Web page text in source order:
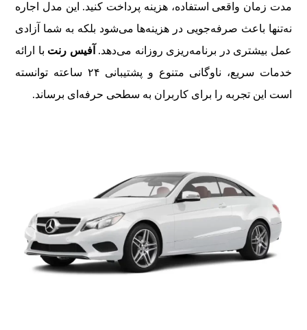
مدت زمان واقعی استفاده، هزینه پرداخت کنید. این مدل اجاره
نه‌تنها باعث صرفه‌جویی در هزینه‌ها می‌شود بلکه به شما آزادی
عمل بیشتری در برنامه‌ریزی روزانه می‌دهد. آفیس رنت با ارائه
خدمات سریع، ناوگانی متنوع و پشتیبانی ۲۴ ساعته توانسته
است این تجربه را برای کاربران به سطحی حرفه‌ای برساند.